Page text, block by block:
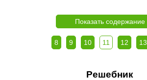
Показать содержание
8 9 10 11 12 13
Решебник